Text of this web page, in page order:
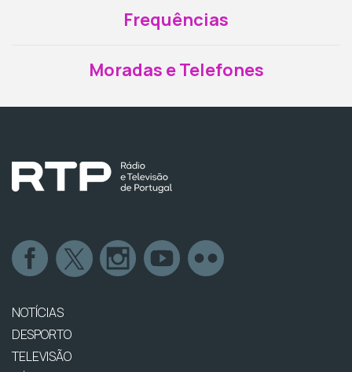
Frequências
Moradas e Telefones
NOTÍCIAS
DESPORTO
TELEVISÃO